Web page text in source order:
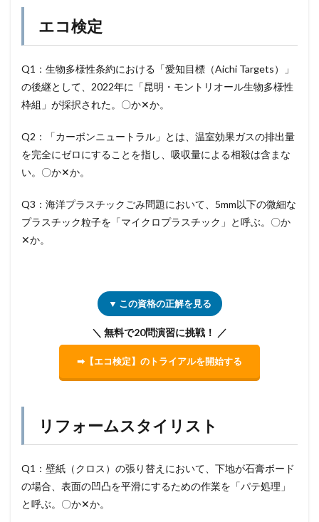
エコ検定
Q1：生物多様性条約における「愛知目標（Aichi Targets）」
の後継として、2022年に「昆明・モントリオール生物多様性
枠組」が採択された。〇か✕か。
Q2：「カーボンニュートラル」とは、温室効果ガスの排出量
を完全にゼロにすることを指し、吸収量による相殺は含まな
い。〇か✕か。
Q3：海洋プラスチックごみ問題において、5mm以下の微細な
プラスチック粒子を「マイクロプラスチック」と呼ぶ。〇か
✕か。
▼ この資格の正解を見る
＼ 無料で20問演習に挑戦！ ／
➡【エコ検定】のトライアルを開始する
リフォームスタイリスト
Q1：壁紙（クロス）の張り替えにおいて、下地が石膏ボード
の場合、表面の凹凸を平滑にするための作業を「パテ処理」
と呼ぶ。〇か✕か。